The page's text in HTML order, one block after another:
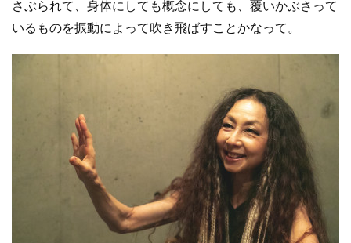
さぶられて、身体にしても概念にしても、覆いかぶさって
いるものを振動によって吹き飛ばすことかなって。